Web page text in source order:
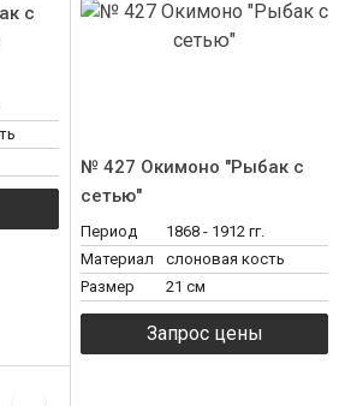
с
№ 427 Окимоно "Рыбак с
сетью"
Период
1868 - 1912 гг.
Материал
слоновая кость
Размер
21 см